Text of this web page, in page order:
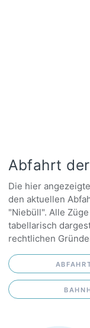
Abfahrt
Die hier
den aktuellen
"Niebüll". Alle
tabellarisch
rechtlichen